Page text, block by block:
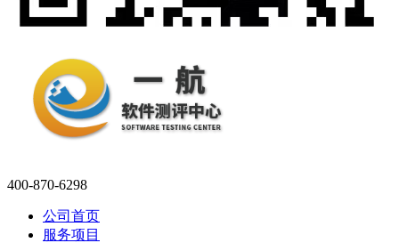
400-870-6298
公司首页
服务项目